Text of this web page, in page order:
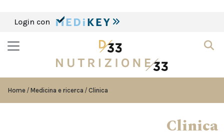
Login con
Home Medicina e ricerca Clinica
Clinica